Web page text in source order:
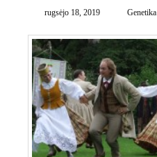
rugsėjo 18, 2019 Genetika